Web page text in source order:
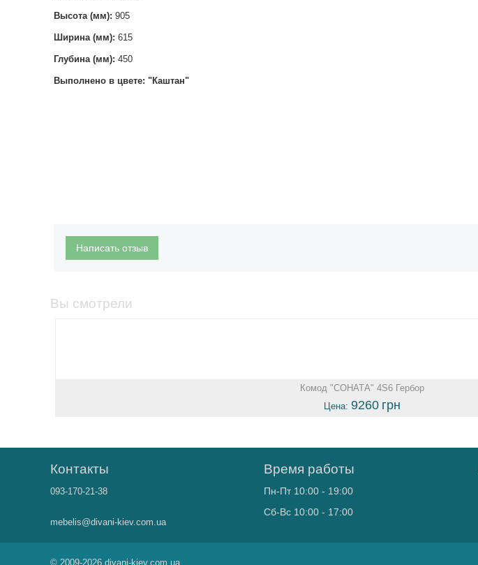
Высота (мм): 905
Ширина (мм): 615
Глубина (мм): 450
Выполнено в цвете: "Каштан"
Написать отзыв
Вы смотрели
Комод "СОНАТА" 4S6 Гербор
Цена: 9260 грн
Контакты
093-170-21-38
mebelis@divani-kiev.com.ua
Время работы
Пн-Пт 10:00 - 19:00
Сб-Вс 10:00 - 17:00
© 2009-2026 divani-kiev.com.ua.